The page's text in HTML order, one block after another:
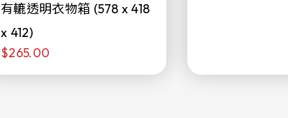
有轆透明衣物箱 (578 x 418
x 412)
$265.00